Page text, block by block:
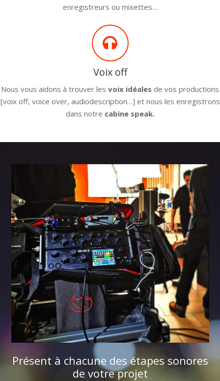
enregistreurs ou mixettes…
Voix off
Nous vous aidons à trouver les voix idéales de vos productions
[voix off, voice over, audiodescription…] et nous les enregistrons
dans notre cabine speak.
Présent à chacune des étapes sonores
de votre projet